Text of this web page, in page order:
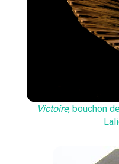
Victoire, bouchon